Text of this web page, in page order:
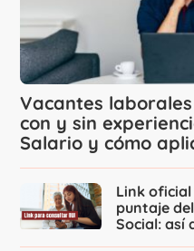
Vacantes laborales
con y sin
Salario y cómo
Link
puntaje
Social: así